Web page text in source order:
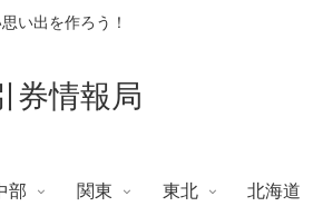
い出を作ろう！
券情報局
部 関東 東北 北海道